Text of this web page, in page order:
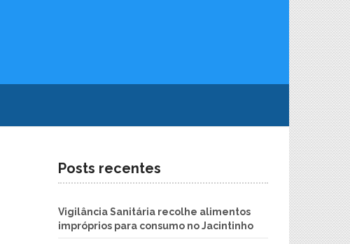
Posts recentes
Vigilância Sanitária recolhe alimentos
impróprios para consumo no Jacintinho